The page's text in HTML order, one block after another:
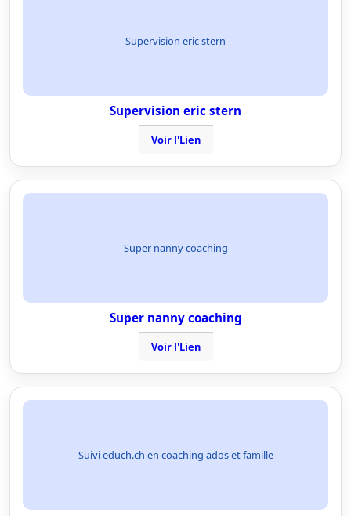
Supervision eric stern
Supervision eric stern
Voir l'Lien
Super nanny coaching
Super nanny coaching
Voir l'Lien
Suivi educh.ch en coaching ados et famille